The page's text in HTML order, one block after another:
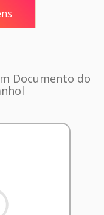
Documento do